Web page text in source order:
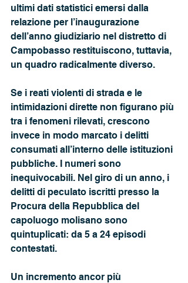
ultimi dati statistici emersi dalla
relazione per l’inaugurazione
dell’anno giudiziario nel distretto di
Campobasso restituiscono, tuttavia,
un quadro radicalmente diverso.
Se i reati violenti di strada e le
intimidazioni dirette non figurano più
tra i fenomeni rilevati, crescono
invece in modo marcato i delitti
consumati all’interno delle istituzioni
pubbliche. I numeri sono
inequivocabili. Nel giro di un anno, i
delitti di peculato iscritti presso la
Procura della Repubblica del
capoluogo molisano sono
quintuplicati: da 5 a 24 episodi
contestati.
Un incremento ancor più